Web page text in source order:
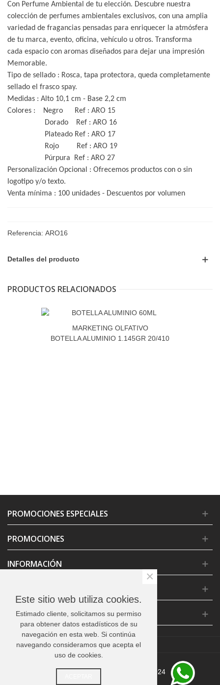
Con Perfume Ambiental de tu elección. Descubre nuestra
colección de perfumes ambientales exclusivos, con una amplia
variedad de fragancias pensadas para enriquecer la atmósfera
de tu marca, evento, oficina, vehículo u otros. Transforma
cada espacio con aromas diseñados para dejar una impresión
Memorable.
Tipo de sellado : Rosca, tapa protectora, queda completamente
sellado el frasco spay.
Medidas : Alto 10,1 cm - Base 2,2 cm
Colores : Negro Ref : ARO 15
Dorado Ref : ARO 16
Plateado Ref : ARO 17
Rojo Ref : ARO 19
Púrpura Ref : ARO 27
Personalización Opcional : Ofrecemos productos con o sin
logotipo y/o texto.
Venta mínima : 100 unidades - Descuentos por volumen
Referencia: ARO16
Detalles del producto
PRODUCTOS RELACIONADOS
MARKETING OLFATIVO
BOTELLA ALUMINIO 1.145GR 20/410
PROMOCIONES ESPECIALES
PROMOCIONES
INFORMACIÓN
CONTACTO
© MARKETING MEMORABLE 2024
Este sitio web utiliza cookies.
Estimado cliente, solicitamos su permiso
para obtener datos estadísticos de su
navegación en esta web. Si continúa
navegando consideramos que acepta el
uso de cookies.
×